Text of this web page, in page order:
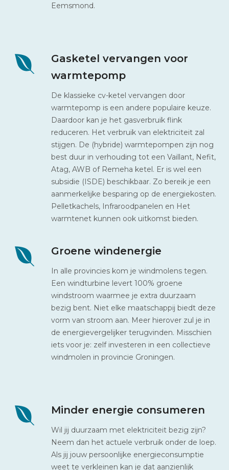
Eemsmond.
Gasketel vervangen voor
warmtepomp
De klassieke cv-ketel vervangen door
warmtepomp is een andere populaire keuze.
Daardoor kan je het gasverbruik flink
reduceren. Het verbruik van elektriciteit zal
stijgen. De (hybride) warmtepompen zijn nog
best duur in verhouding tot een Vaillant, Nefit,
Atag, AWB of Remeha ketel. Er is wel een
subsidie (ISDE) beschikbaar. Zo bereik je een
aanmerkelijke besparing op de energiekosten.
Pelletkachels, Infraroodpanelen en Het
warmtenet kunnen ook uitkomst bieden.
Groene windenergie
In alle provincies kom je windmolens tegen.
Een windturbine levert 100% groene
windstroom waarmee je extra duurzaam
bezig bent. Niet elke maatschappij biedt deze
vorm van stroom aan. Meer hierover zul je in
de energievergelijker terugvinden. Misschien
iets voor je: zelf investeren in een collectieve
windmolen in provincie Groningen.
Minder energie consumeren
Wil jij duurzaam met elektriciteit bezig zijn?
Neem dan het actuele verbruik onder de loep.
Als jij jouw persoonlijke energieconsumptie
weet te verkleinen kan je dat aanzienlijk